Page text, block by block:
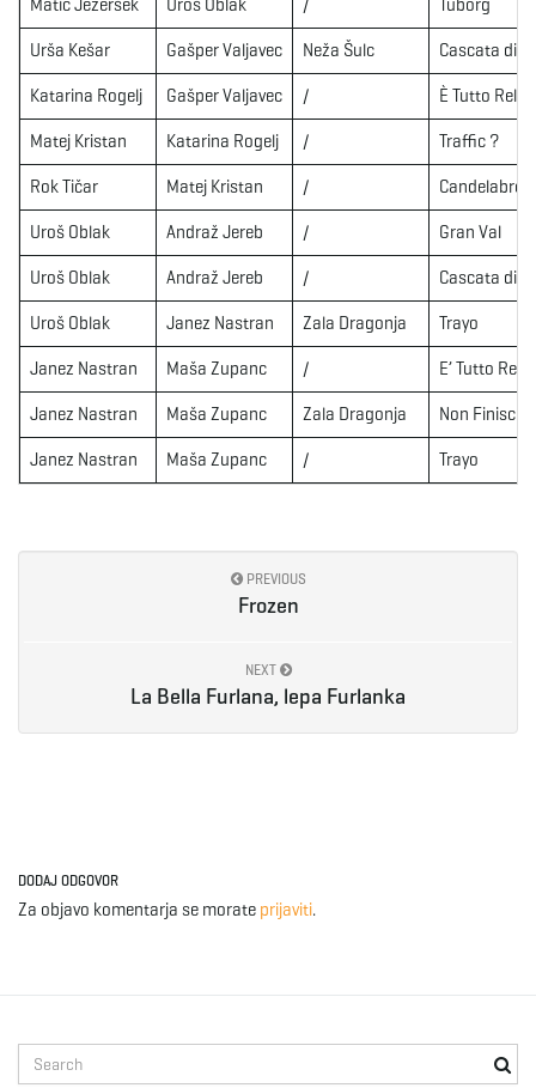
Matic Jezeršek Uroš Oblak / Tuborg
Urša Kešar Gašper Valjavec Neža Šulc Cascata di
Katarina Rogelj Gašper Valjavec / È Tutto
Matej Kristan Katarina Rogelj / Traffic ?
Rok Tičar Matej Kristan / Candelabro
Uroš Oblak Andraž Jereb / Gran Val
Uroš Oblak Andraž Jereb / Cascata di
Uroš Oblak Janez Nastran Zala Dragonja Trayo
Janez Nastran Maša Zupanc / E’ Tutto
Janez Nastran Maša Zupanc Zala Dragonja Non Finisce
Janez Nastran Maša Zupanc / Trayo
PREVIOUS
Frozen
NEXT
La Bella Furlana, lepa Furlanka
DODAJ ODGOVOR
Za objavo komentarja se morate prijaviti.
e